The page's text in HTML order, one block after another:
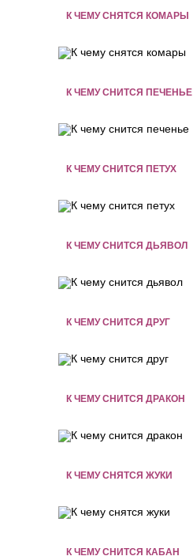
К ЧЕМУ СНЯТСЯ КОМАРЫ
К ЧЕМУ СНИТСЯ ПЕЧЕНЬЕ
К ЧЕМУ СНИТСЯ ПЕТУХ
К ЧЕМУ СНИТСЯ ДЬЯВОЛ
К ЧЕМУ СНИТСЯ ДРУГ
К ЧЕМУ СНИТСЯ ДРАКОН
К ЧЕМУ СНЯТСЯ ЖУКИ
К ЧЕМУ СНИТСЯ КАБАН